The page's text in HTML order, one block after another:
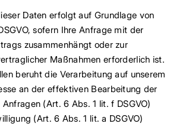
Daten erfolgt auf Grundlage von
sofern Ihre Anfrage mit der
zusammenhängt oder zur
Maßnahmen erforderlich ist.
beruht die Verarbeitung auf unserem
an der effektiven Bearbeitung der
(Art. 6 Abs. 1 lit. f DSGVO)
(Art. 6 Abs. 1 lit. a DSGVO)